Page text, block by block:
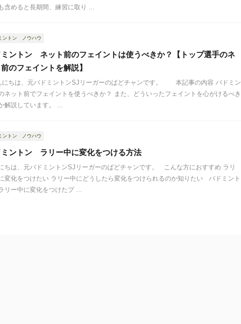
含めると長期間、練習に取り ...
ントン ノウハウ
ントン ネット前のフェイントは使うべきか？【トップ選手のネ
のフェイントを解説】
にちは、元バドミントンSJリーガーのばどチャンです。 本記事の内容 バドミン
ネット前でフェイントを使うべきか？ また、どういったフェイントを心がけるべき
解説しています。 ...
ントン ノウハウ
ントン ラリー中に変化をつける方法
ちは、元バドミントンSJリーガーのばどチャンです。 こんな方におすすめ ラリ
変化をつけたい ラリー中にどうしたら変化をつけられるのか知りたい バドミント
リー中に変化をつけたプ ...